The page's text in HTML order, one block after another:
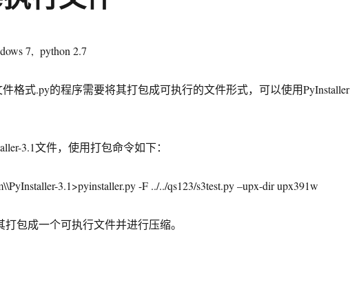
7, python 2.7
件格式.py的程序需要将其打包成可执行的文件形式，可以使用PyInstaller
3.1文件，使用打包命令如下：
3.1>pyinstaller.py -F ../../qs123/s3test.py –upx-dir upx391w
打包成一个可执行文件并进行压缩。